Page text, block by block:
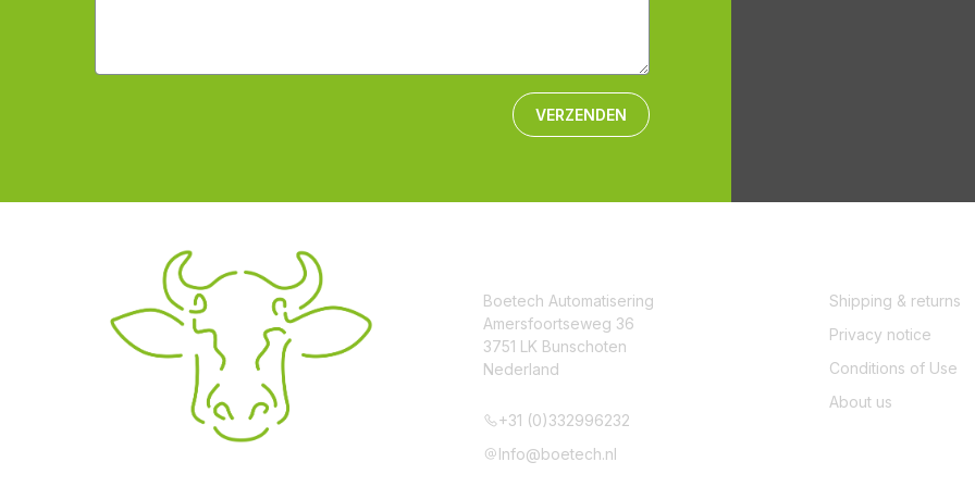
VERZENDEN
Boetech Automatisering
Amersfoortseweg 36
3751 LK Bunschoten
Nederland
+31 (0)332996232
Info@boetech.nl
Shipping & returns
Privacy notice
Conditions of Use
About us